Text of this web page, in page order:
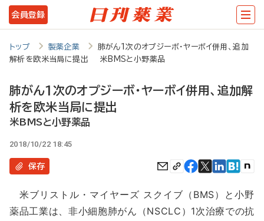
メ
イ
コ
テ
ツ
に
会員登録
トップ 製薬企業
肺がん1次のオプジーボ・ヤーボイ併用、追加
解析を欧米当局に提出 米BMSと小野薬品
肺がん1次のオプジーボ・ヤーボイ併用、追加解
析を欧米当局に提出
米BMSと小野薬品
2018/10/22 18:45
保存
米ブリストル・マイヤーズ スクイブ（BMS）と小野
薬品工業は、非小細胞肺がん（NSCLC）1次治療での抗